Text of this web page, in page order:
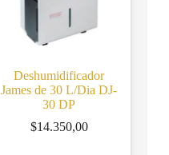
Deshumidificador
James de 30 L/Dia DJ-
30 DP
$14.350,00